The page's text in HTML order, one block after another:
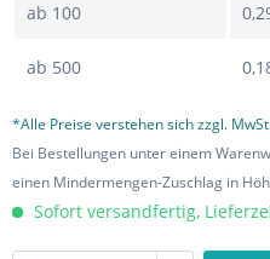
ab 100
ab 500
*Alle Preise verstehen sich zzgl.
Bei Bestellungen unter einem
einen Mindermengen-Zuschlag in
Sofort versandfertig,